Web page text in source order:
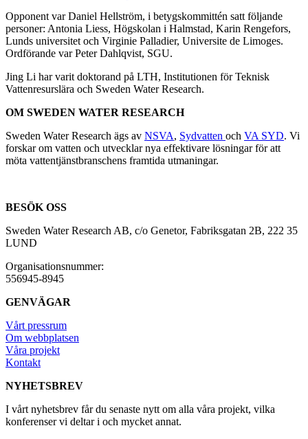
Opponent var Daniel Hellström, i betygskommittén satt följande
personer: Antonia Liess, Högskolan i Halmstad, Karin Rengefors,
Lunds universitet och Virginie Palladier, Universite de Limoges.
Ordförande var Peter Dahlqvist, SGU.
Jing Li har varit doktorand på LTH, Institutionen för Teknisk
Vattenresurslära och Sweden Water Research.
OM SWEDEN WATER RESEARCH
Sweden Water Research ägs av NSVA, Sydvatten och VA SYD. Vi
forskar om vatten och utvecklar nya effektivare lösningar för att
möta vattentjänstbranschens framtida utmaningar.
BESÖK OSS
Sweden Water Research AB, c/o Genetor, Fabriksgatan 2B, 222 35
LUND
Organisationsnummer:
556945-8945
GENVÄGAR
Vårt pressrum
Om webbplatsen
Våra projekt
Kontakt
NYHETSBREV
I vårt nyhetsbrev får du senaste nytt om alla våra projekt, vilka
konferenser vi deltar i och mycket annat.